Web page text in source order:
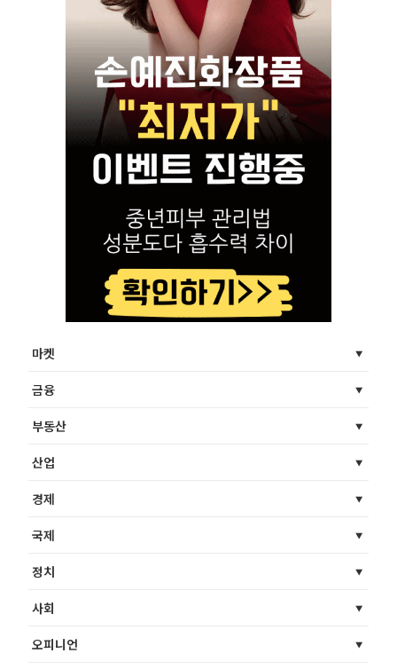
마켓
금융
부동산
산업
경제
국제
정치
사회
오피니언